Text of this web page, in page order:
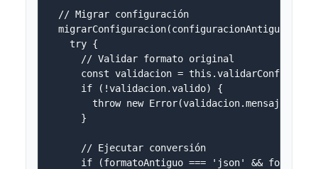
  // Migrar configuración
migrarConfiguracion(configuracionAntigua,
    try {
      // Validar formato original
const validacion =
      if (!validacion.valido) {
        throw new Error(validacion.mensaje);
      }
      // Ejecutar conversión
if (formatoAntiguo === 'json' &&